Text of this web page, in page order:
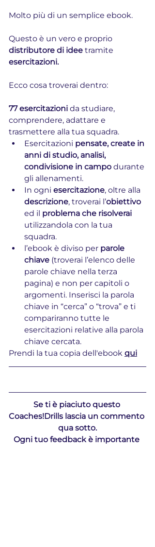
Molto più di un semplice ebook.
Questo è un vero e proprio
distributore di idee tramite
esercitazioni.
Ecco cosa troverai dentro:
77 esercitazioni da studiare,
comprendere, adattare e
trasmettere alla tua squadra.
Esercitazioni pensate, create in
anni di studio, analisi,
condivisione in campo durante
gli allenamenti.
In ogni esercitazione, oltre alla
descrizione, troverai l’obiettivo
ed il problema che risolverai
utilizzandola con la tua
squadra.
l’ebook è diviso per parole
chiave (troverai l’elenco delle
parole chiave nella terza
pagina) e non per capitoli o
argomenti. Inserisci la parola
chiave in “cerca” o “trova” e ti
compariranno tutte le
esercitazioni relative alla parola
chiave cercata.
Prendi la tua copia dell'ebook qui
Se ti è piaciuto questo
Coaches!Drills lascia un commento
qua sotto.
Ogni tuo feedback è importante